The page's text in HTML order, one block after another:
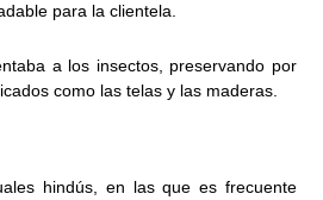
para la clientela.
a los insectos, preservando por
como las telas y las maderas.
hindús, en las que es frecuente